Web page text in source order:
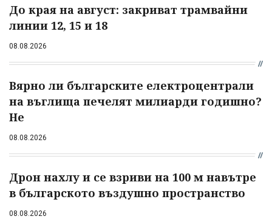
До края на август: закриват трамвайни
линии 12, 15 и 18
08.08.2026
Вярно ли българските електроцентрали
на въглища печелят милиарди годишно?
Не
08.08.2026
Дрон нахлу и се взриви на 100 м навътре
в българското въздушно пространство
08.08.2026